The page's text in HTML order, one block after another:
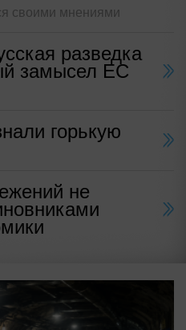
своими мнениями
разведка
замысел ЕС
горькую
не